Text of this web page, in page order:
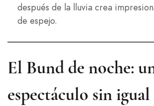
después de la lluvia crea
de espejo.
El Bund de noche:
espectáculo sin igual